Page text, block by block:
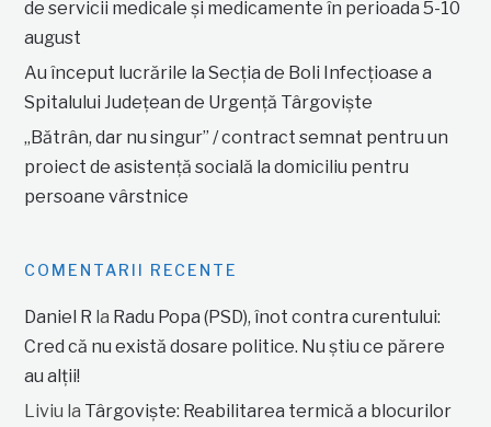
de servicii medicale și medicamente în perioada 5-10
august
Au început lucrările la Secția de Boli Infecțioase a
Spitalului Județean de Urgență Târgoviște
„Bătrân, dar nu singur” / contract semnat pentru un
proiect de asistență socială la domiciliu pentru
persoane vârstnice
COMENTARII RECENTE
Daniel R la Radu Popa (PSD), înot contra curentului:
Cred că nu există dosare politice. Nu știu ce părere
au alții!
Liviu la Târgoviște: Reabilitarea termică a blocurilor